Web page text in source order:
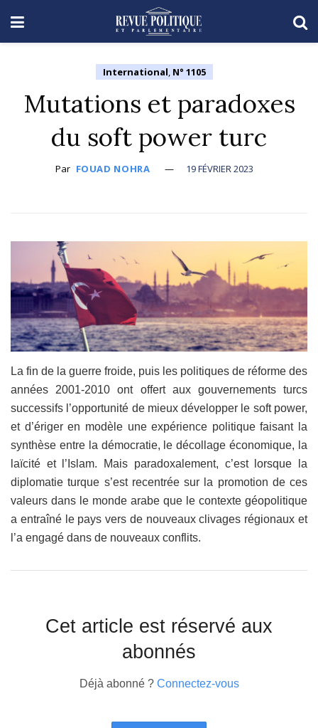
International, N° 1105
Mutations et paradoxes
du soft power turc
Par FOUAD NOHRA 19 FÉVRIER 2023
La fin de la guerre froide, puis les politiques de réforme des
années 2001-2010 ont offert aux gouvernements turcs
successifs l’opportunité de mieux développer le soft power,
et d’ériger en modèle une expérience politique faisant la
synthèse entre la démocratie, le décollage économique, la
laïcité et l’Islam. Mais paradoxalement, c’est lorsque la
diplomatie turque s’est recentrée sur la promotion de ces
valeurs dans le monde arabe que le contexte géopolitique
a entraîné le pays vers de nouveaux clivages régionaux et
l’a engagé dans de nouveaux conflits.
Cet article est réservé aux
abonnés
Déjà abonné ? Connectez-vous